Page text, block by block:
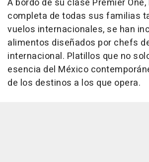
A bordo de su clase Premier
completa de todas sus familias
vuelos internacionales, se han
alimentos diseñados por chefs
internacional. Platillos que no
esencia del México
de los destinos a los que opera.